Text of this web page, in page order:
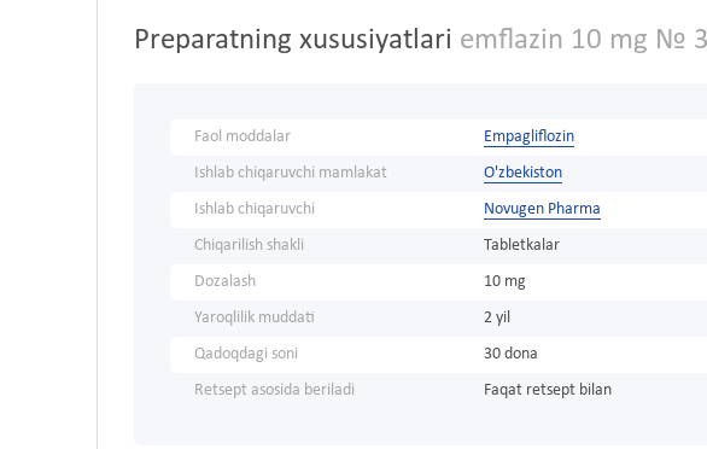
Preparatning xususiyatlari emflazin 10 mg №
Faol moddalar
Empagliflozin
Ishlab chiqaruvchi mamlakat
O'zbekiston
Ishlab chiqaruvchi
Novugen Pharma
Chiqarilish shakli
Tabletkalar
Dozalash
10 mg
Yaroqlilik muddati
2 yil
Qadoqdagi soni
30 dona
Retsept asosida beriladi
Faqat retsept bilan